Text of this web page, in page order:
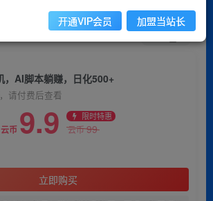
关注 私信
，AI脚本躺赚，日化500+
请付费后查看
云币 9.9 限时特惠
云币99
立即购买
开通VIP会员 加盟当站长